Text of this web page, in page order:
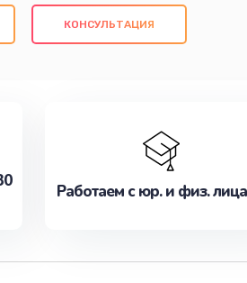
обслуживание,
Не медлите записаться на
КОНСУЛЬТАЦИЯ
Работаем с юр. и физ.